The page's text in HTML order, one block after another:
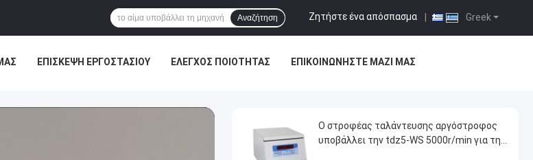
Greek
Ζητήστε ένα απόσπασμα
Αναζήτηση
ΕΠΙΣΚΕΨΉ ΕΡΓΟΣΤΑΣΊΟΥ ΈΛΕΓΧΟΣ ΠΟΙΌΤΗΤΑΣ ΕΠΙΚΟΙΝΩΝΉΣΤΕ ΜΑΖΊ ΜΑΣ
Ο στροφέας ταλάντευσης αργόστροφος
υποβάλλει την tdz5-WS 5000r/min για την